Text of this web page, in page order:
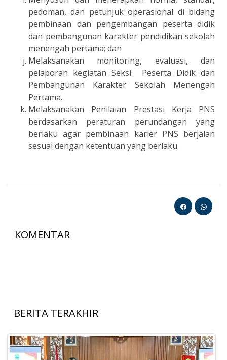
pedoman, dan petunjuk operasional di bidang
pembinaan dan pengembangan peserta didik
dan pembangunan karakter pendidikan sekolah
menengah pertama; dan
Melaksanakan monitoring, evaluasi, dan
pelaporan kegiatan Seksi Peserta Didik dan
Pembangunan Karakter Sekolah Menengah
Pertama.
Melaksanakan Penilaian Prestasi Kerja PNS
berdasarkan peraturan perundangan yang
berlaku agar pembinaan karier PNS berjalan
sesuai dengan ketentuan yang berlaku.
KOMENTAR
BERITA TERAKHIR